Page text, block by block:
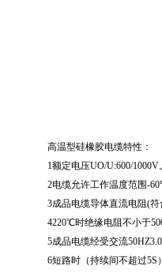
高温型硅橡胶电缆特性：
1额定电压UO/U:600/1000V
2电缆允许工作温度范围-60
3成品电缆导体直流电阻(符
4220℃时绝缘电阻不小于
5成品电缆经受交流
6短路时（持续间不超过5S